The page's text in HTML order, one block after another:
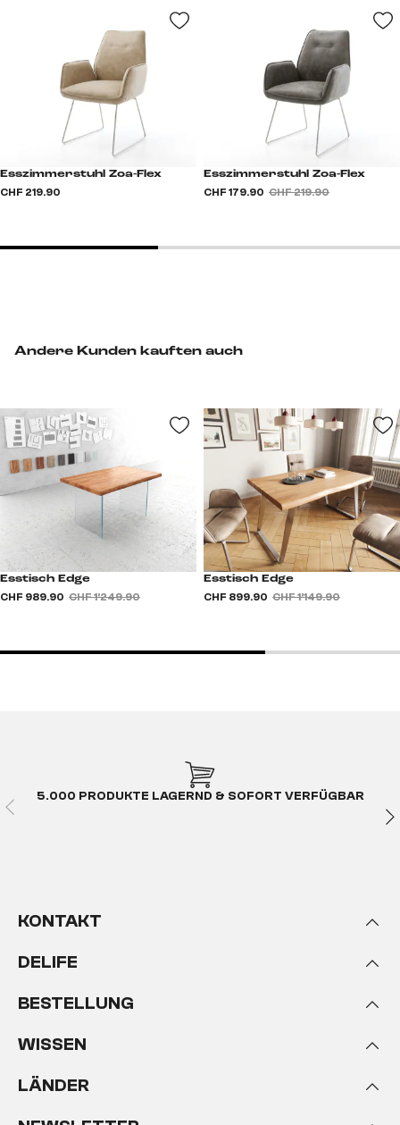
Andere Kunden kauften auch
Esstisch Edge
CHF 989.90 CHF 1’249.90
Esstisch Edge
CHF 899.90 CHF 1’149.90
Esszimmerstuhl Zoa-Flex
CHF 219.90
Esszimmerstuhl Zoa-Flex
CHF 179.90 CHF 219.90
5.000 PRODUKTE LAGERND & SOFORT VERFÜGBAR
KONTAKT
DELIFE
BESTELLUNG
WISSEN
LÄNDER